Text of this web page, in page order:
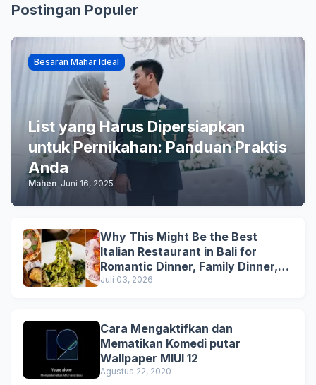
Postingan Populer
Besaran Mahar Ideal
List yang Harus Dipersiapkan
untuk Pernikahan: Panduan Praktis
Anda
Mahen-Juni 16, 2025
Why This Might Be the Best
Italian Restaurant in Bali for
Romantic Dinner, Family Dinner,
and Business Lunch
Juli 03, 2026
Cara Mengaktifkan dan
Mematikan Komedi putar
Wallpaper MIUI 12
Agustus 22, 2020